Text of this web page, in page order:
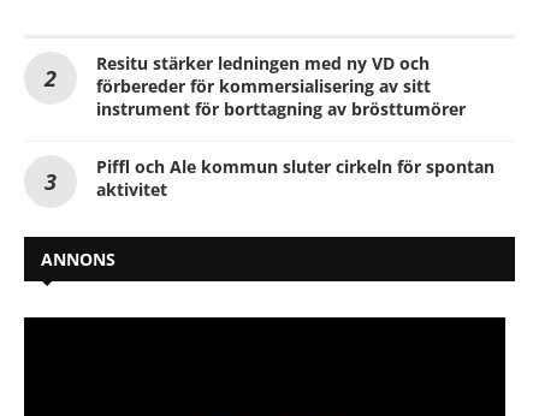
Resitu stärker ledningen med ny VD och
förbereder för kommersialisering av sitt
instrument för borttagning av brösttumörer
Piffl och Ale kommun sluter cirkeln för spontan
aktivitet
ANNONS